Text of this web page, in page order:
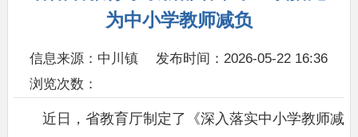
为中小学教师减负
信息来源：中川镇
发布时间：2026-05-22 16:36
浏览次数：
近日，省教育厅制定了《深入落实中小学教师减